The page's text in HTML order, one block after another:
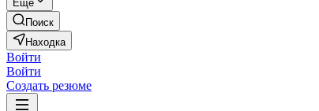
Ещё
Поиск
Находка
Войти
Войти
Создать резюме